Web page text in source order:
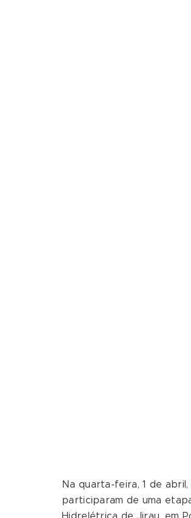
Na quarta-feira, 1 de
participaram de uma
Hidrelétrica de Jirau, em